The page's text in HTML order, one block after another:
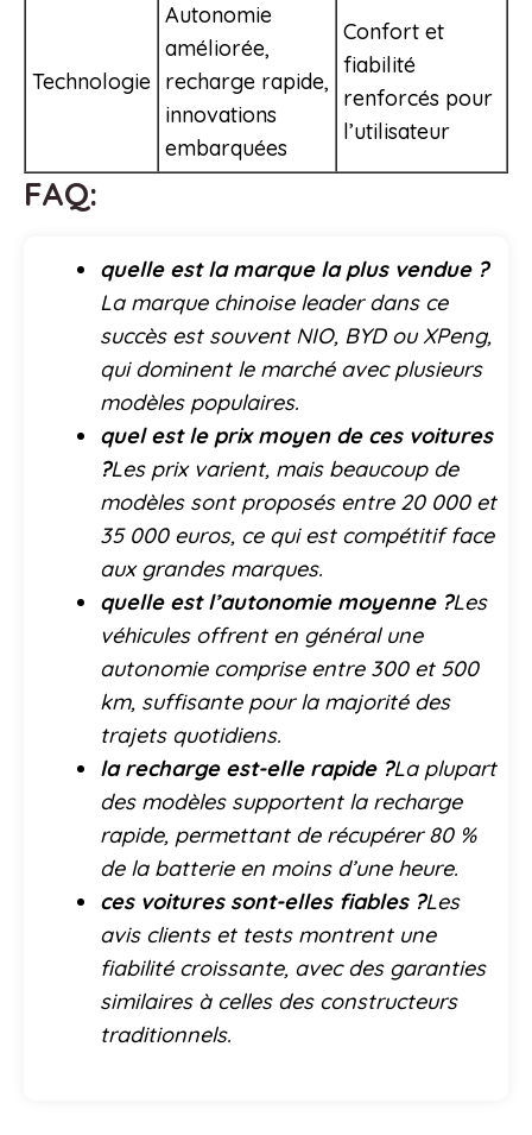
Technologie
Autonomie
améliorée,
recharge rapide,
innovations
embarquées
Confort et
fiabilité
renforcés pour
l’utilisateur
FAQ:
quelle est la marque la plus vendue ?
La marque chinoise leader dans ce
succès est souvent NIO, BYD ou XPeng,
qui dominent le marché avec plusieurs
modèles populaires.
quel est le prix moyen de ces voitures
?Les prix varient, mais beaucoup de
modèles sont proposés entre 20 000 et
35 000 euros, ce qui est compétitif face
aux grandes marques.
quelle est l’autonomie moyenne ?Les
véhicules offrent en général une
autonomie comprise entre 300 et 500
km, suffisante pour la majorité des
trajets quotidiens.
la recharge est-elle rapide ?La plupart
des modèles supportent la recharge
rapide, permettant de récupérer 80 %
de la batterie en moins d’une heure.
ces voitures sont-elles fiables ?Les
avis clients et tests montrent une
fiabilité croissante, avec des garanties
similaires à celles des constructeurs
traditionnels.